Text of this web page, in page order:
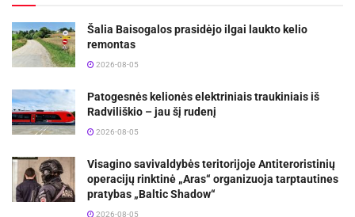
Šalia Baisogalos prasidėjo ilgai laukto kelio
remontas
2026-08-05
Patogesnės kelionės elektriniais traukiniais iš
Radviliškio – jau šį rudenį
2026-08-05
Visagino savivaldybės teritorijoje Antiteroristinių
operacijų rinktinė „Aras“ organizuoja tarptautines
pratybas „Baltic Shadow“
2026-08-05